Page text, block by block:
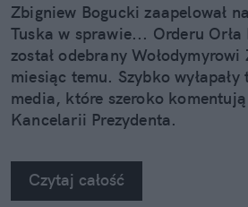
Zbigniew Bogucki zaapelował
Tuska w sprawie... Orderu Orła
został odebrany Wołodymyrowi
miesiąc temu. Szybko
media, które szeroko
Kancelarii Prezydenta.
Czytaj całość